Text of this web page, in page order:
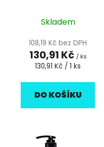
Skladem
108,19 Kč bez DPH
130,91 Kč / ks
Měrná
130,91 Kč / 1 ks
DO KOŠÍKU